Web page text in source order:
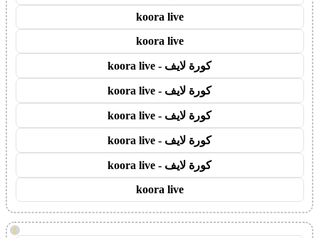
koora live
koora live
كورة لايف - koora live
كورة لايف - koora live
كورة لايف - koora live
كورة لايف - koora live
كورة لايف - koora live
koora live
!